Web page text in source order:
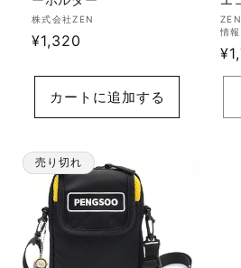
販
売
株式会社ZEN
通
¥1,320
カートに追加する
販
売
元:
情
通
常
格
売り切れ